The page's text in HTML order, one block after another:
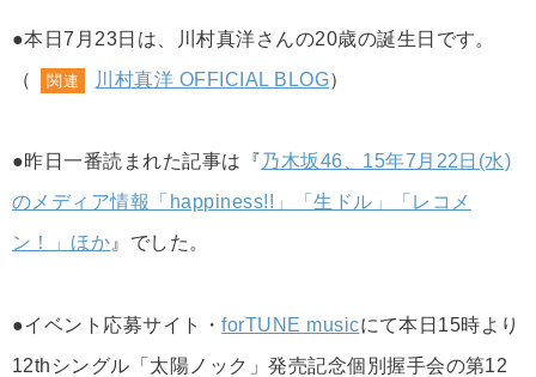
●本日7月23日は、川村真洋さんの20歳の誕生日です。
（
関連 川村真洋 OFFICIAL BLOG）
●昨日一番読まれた記事は『乃木坂46、15年7月22日(水)
のメディア情報「happiness!!」「生ドル」「レコメ
ン！」ほか 』でした。
●イベント応募サイト・forTUNE musicにて本日15時より
12thシングル「太陽ノック」発売記念個別握手会の第12